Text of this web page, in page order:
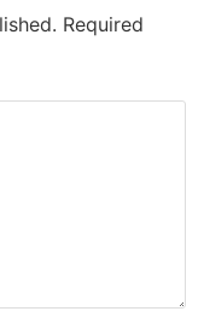
Required